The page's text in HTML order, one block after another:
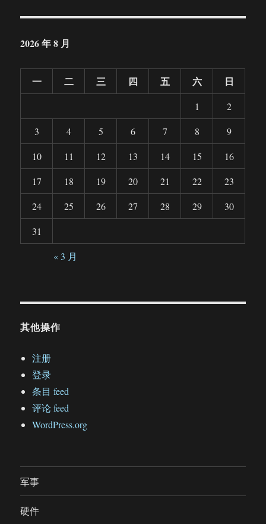
2026 年 8 月
一 二 三 四 五 六 日
1
2
3
4 5 6 7 8
9
10
11 12 13 14 15
16
17
18 19 20 21 22
23
24
25 26 27 28 29
30
31
« 3 月
其他操作
注册
登录
条目 feed
评论 feed
WordPress.org
军事
硬件